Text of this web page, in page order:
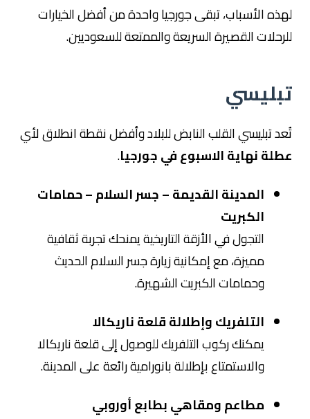
لهذه الأسباب، تبقى جورجيا واحدة من أفضل الخيارات
للرحلات القصيرة السريعة والممتعة للسعوديين.
تبليسي
تُعدتبليسيالقلب النابض للبلاد وأفضل نقطة انطلاق لأي
عطلة نهاية الاسبوع في جورجيا.
المدينة القديمة – جسر السلام – حمامات
الكبريت
التجول في الأزقة التاريخية يمنحك تجربة ثقافية
مميزة، مع إمكانية زيارة جسر السلام الحديث
وحمامات الكبريت الشهيرة.
التلفريك وإطلالة قلعة ناريكالا
يمكنك ركوب التلفريك للوصول إلى قلعة ناريكالا
والاستمتاع بإطلالة بانورامية رائعة على المدينة.
مطاعم ومقاهي بطابع أوروبي